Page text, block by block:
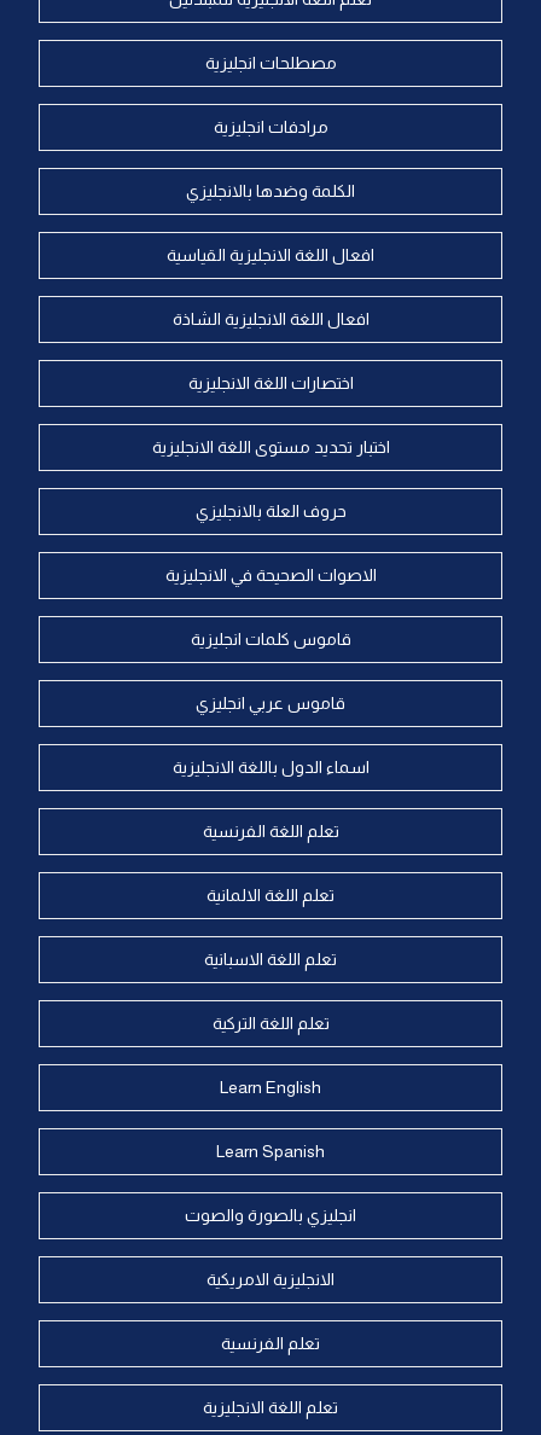
مصطلحات انجليزية
مرادفات انجليزية
الكلمة وضدها بالانجليزي
افعال اللغة الانجليزية القياسية
افعال اللغة الانجليزية الشاذة
اختصارات اللغة الانجليزية
اختبار تحديد مستوى اللغة الانجليزية
حروف العلة بالانجليزي
الاصوات الصحيحة في الانجليزية
قاموس كلمات انجليزية
قاموس عربي انجليزي
اسماء الدول باللغة الانجليزية
تعلم اللغة الفرنسية
تعلم اللغة الالمانية
تعلم اللغة الاسبانية
تعلم اللغة التركية
Learn English
Learn Spanish
انجليزي بالصورة والصوت
الانجليزية الامريكية
تعلم الفرنسية
تعلم اللغة الانجليزية